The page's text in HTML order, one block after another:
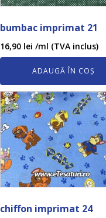
bumbac imprimat 21
16,90 lei /ml (TVA inclus)
ADAUGĂ ÎN COȘ
chiffon imprimat 24